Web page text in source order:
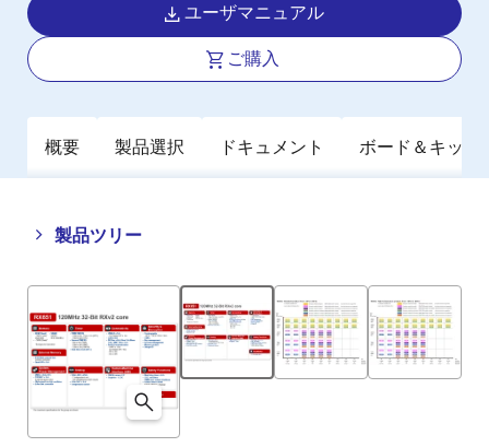
ユーザマニュアル
ご購入
概要 製品選択 ドキュメント ボード＆キット
製品ツリー
Close
tree
menu
Open
tree
menu